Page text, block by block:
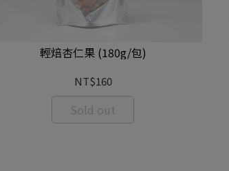
輕焙杏仁果 (180g/包)
NT$160
Sold out